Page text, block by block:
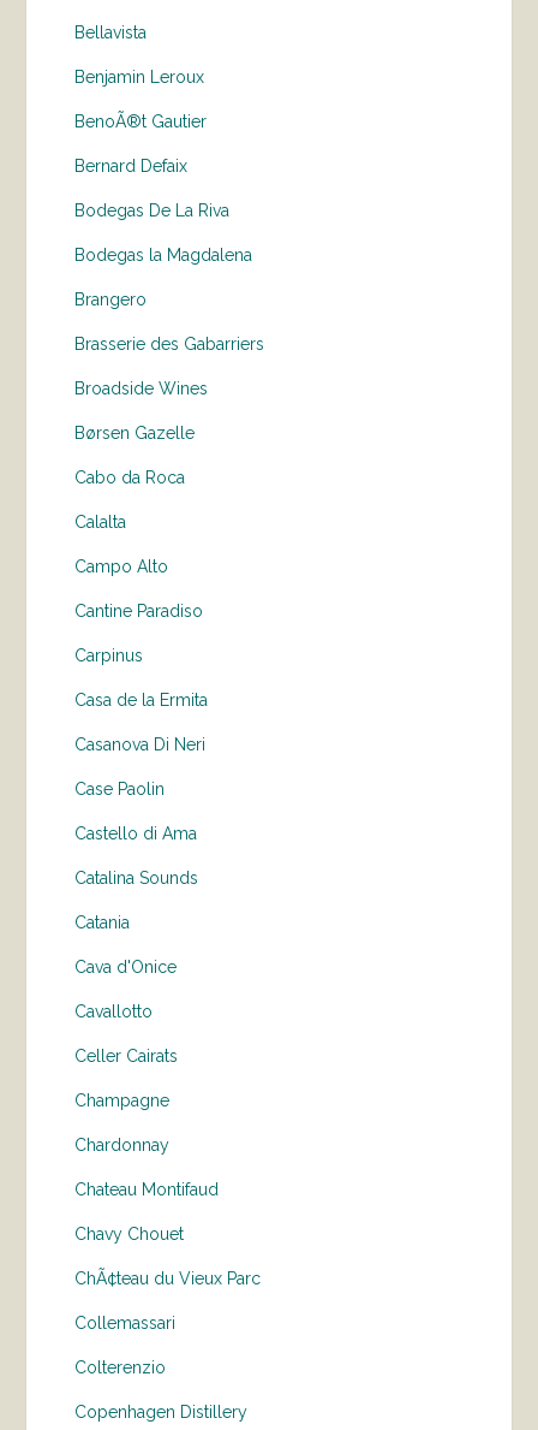
Bellavista
Benjamin Leroux
BenoÃ®t Gautier
Bernard Defaix
Bodegas De La Riva
Bodegas la Magdalena
Brangero
Brasserie des Gabarriers
Broadside Wines
Børsen Gazelle
Cabo da Roca
Calalta
Campo Alto
Cantine Paradiso
Carpinus
Casa de la Ermita
Casanova Di Neri
Case Paolin
Castello di Ama
Catalina Sounds
Catania
Cava d'Onice
Cavallotto
Celler Cairats
Champagne
Chardonnay
Chateau Montifaud
Chavy Chouet
ChÃ¢teau du Vieux Parc
Collemassari
Colterenzio
Copenhagen Distillery